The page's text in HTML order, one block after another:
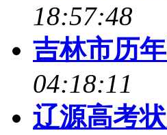
18:57:48
吉林市历
04:18:11
辽源高考